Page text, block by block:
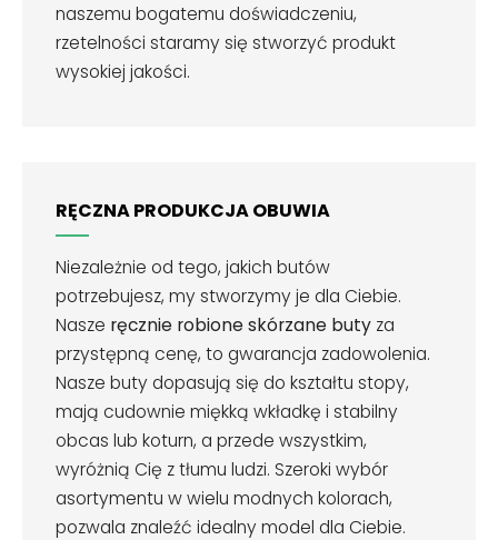
naszemu bogatemu doświadczeniu,
rzetelności staramy się stworzyć produkt
wysokiej jakości.
RĘCZNA PRODUKCJA OBUWIA
Niezależnie od tego, jakich butów
potrzebujesz, my stworzymy je dla Ciebie.
Nasze ręcznie robione skórzane buty za
przystępną cenę, to gwarancja zadowolenia.
Nasze buty dopasują się do kształtu stopy,
mają cudownie miękką wkładkę i stabilny
obcas lub koturn, a przede wszystkim,
wyróżnią Cię z tłumu ludzi. Szeroki wybór
asortymentu w wielu modnych kolorach,
pozwala znaleźć idealny model dla Ciebie.